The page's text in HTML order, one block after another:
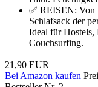
✅ REISEN: Von
Schlafsack der
Ideal für Hostels,
Couchsurfing.
21,90 EUR
Bei Amazon kaufen